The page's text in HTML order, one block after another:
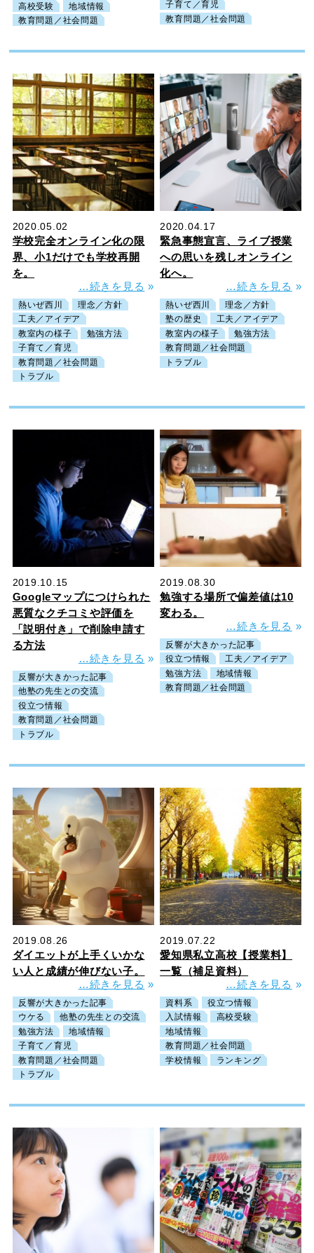
高校受験
地域情報
教育問題／社会問題
子育て／育児
教育問題／社会問題
2020.05.02
学校完全オンライン化の限
界、小1だけでも学校再開
を。
…続きを見る »
熱いぜ西川
理念／方針
工夫／アイデア
教室内の様子
勉強方法
子育て／育児
教育問題／社会問題
トラブル
2020.04.17
緊急事態宣言、ライブ授業
への思いを残しオンライン
化へ。
…続きを見る »
熱いぜ西川
理念／方針
塾の歴史
工夫／アイデア
教室内の様子
勉強方法
教育問題／社会問題
トラブル
2019.10.15
Googleマップにつけられた
悪質なクチコミや評価を
「説明付き」で削除申請す
る方法
…続きを見る »
反響が大きかった記事
他塾の先生との交流
役立つ情報
教育問題／社会問題
トラブル
2019.08.30
勉強する場所で偏差値は10
変わる。
…続きを見る »
反響が大きかった記事
役立つ情報
工夫／アイデア
勉強方法
地域情報
教育問題／社会問題
2019.08.26
ダイエットが上手くいかな
い人と成績が伸びない子。
…続きを見る »
反響が大きかった記事
ウケる
他塾の先生との交流
勉強方法
地域情報
子育て／育児
教育問題／社会問題
トラブル
2019.07.22
愛知県私立高校【授業料】
一覧（補足資料）
…続きを見る »
資料系
役立つ情報
入試情報
高校受験
地域情報
教育問題／社会問題
学校情報
ランキング